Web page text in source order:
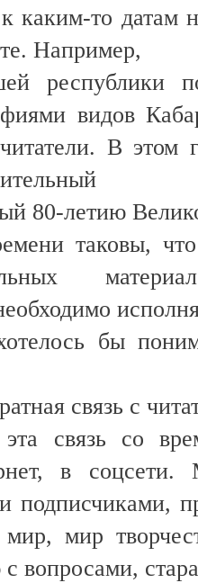
каким-то датам
Например,
республики
видов
В этом
80-летию
таковы,
бы
связь с
связь со
в соцсети.
подписчиками,
мир
вопросами,